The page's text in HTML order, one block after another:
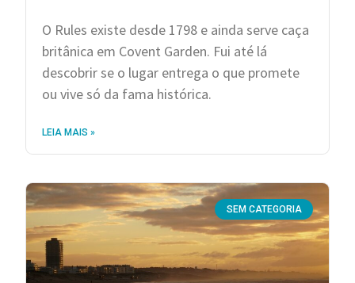
O Rules existe desde 1798 e ainda serve caça
britânica em Covent Garden. Fui até lá
descobrir se o lugar entrega o que promete
ou vive só da fama histórica.
LEIA MAIS »
SEM CATEGORIA